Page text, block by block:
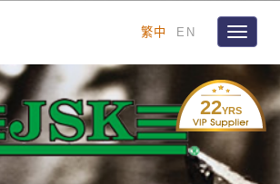
繁中 EN
Toggle
22YRS